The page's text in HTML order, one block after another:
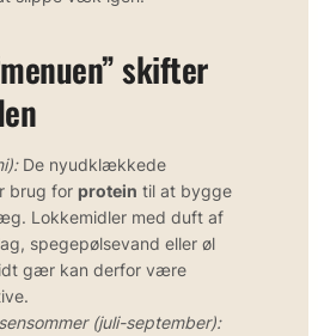
skifter
De nyudklækkede
brug for protein til at bygge
Lokkemidler med duft af
spegepølsevand eller øl
gær kan derfor være
(juli-september):